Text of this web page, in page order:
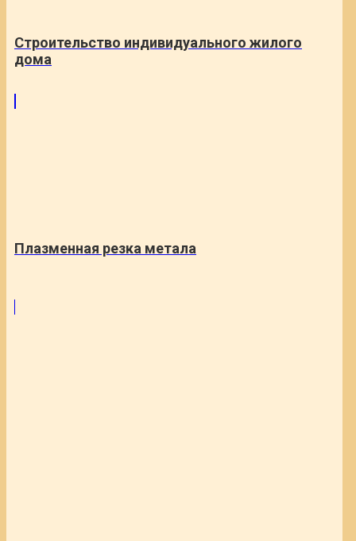
Строительство индивидуального жилого
дома
Плазменная резка метала